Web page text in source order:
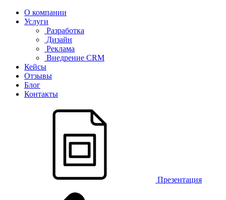
О компании
Услуги
Разработка
Дизайн
Реклама
Внедрение CRM
Кейсы
Отзывы
Блог
Контакты
Презентация